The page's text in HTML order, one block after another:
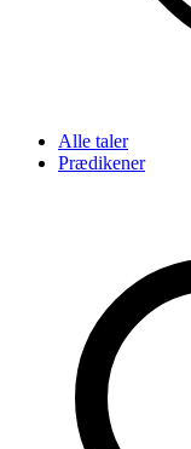
Alle taler
Prædikener